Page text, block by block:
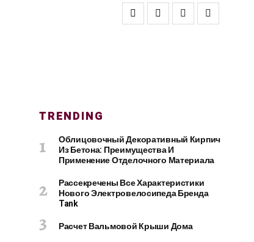
TRENDING
Облицовочный Декоративный Кирпич
Из Бетона: Преимущества И
Применение Отделочного Материала
Рассекречены Все Характеристики
Нового Электровелосипеда Бренда
Tank
Расчет Вальмовой Крыши Дома